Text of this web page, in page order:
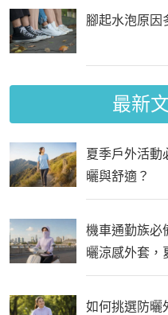
腳起水泡原因
最新
夏季戶外活動
曬與舒適？
機車通勤族必
曬涼感外套，
如何挑選防曬